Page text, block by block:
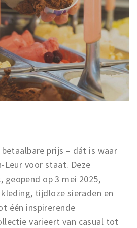
prijs – dát is waar
Leur voor staat. Deze
geopend op 3 mei 2025,
tijdloze sieraden en
één inspirerende
varieert van casual tot